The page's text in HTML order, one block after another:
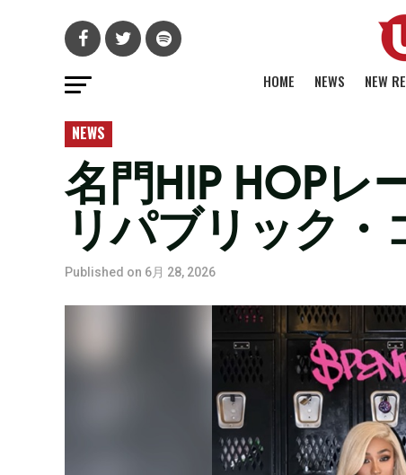
HOME NEWS NEW
NEWS
名門HIP HOPレ
リパブリック
Published on 6月 28, 2026